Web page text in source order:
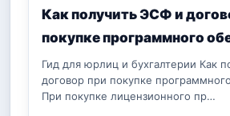
Как получить ЭСФ и
покупке программного
Гид для юрлиц и бухгалтерии Как
договор при покупке
При покупке лицензионного пр…